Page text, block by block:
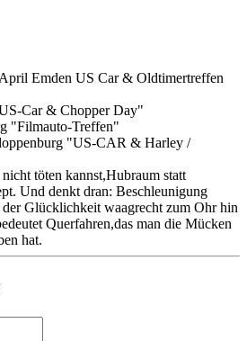
Emden US Car & Oldtimertreffen
Car & Chopper Day"
"Filmauto-Treffen"​
"US-CAR & Harley /
töten kannst,Hubraum statt
Und denkt dran: Beschleunigung
Glücklichkeit waagrecht zum Ohr hin
Querfahren,das man die Mücken
hat.